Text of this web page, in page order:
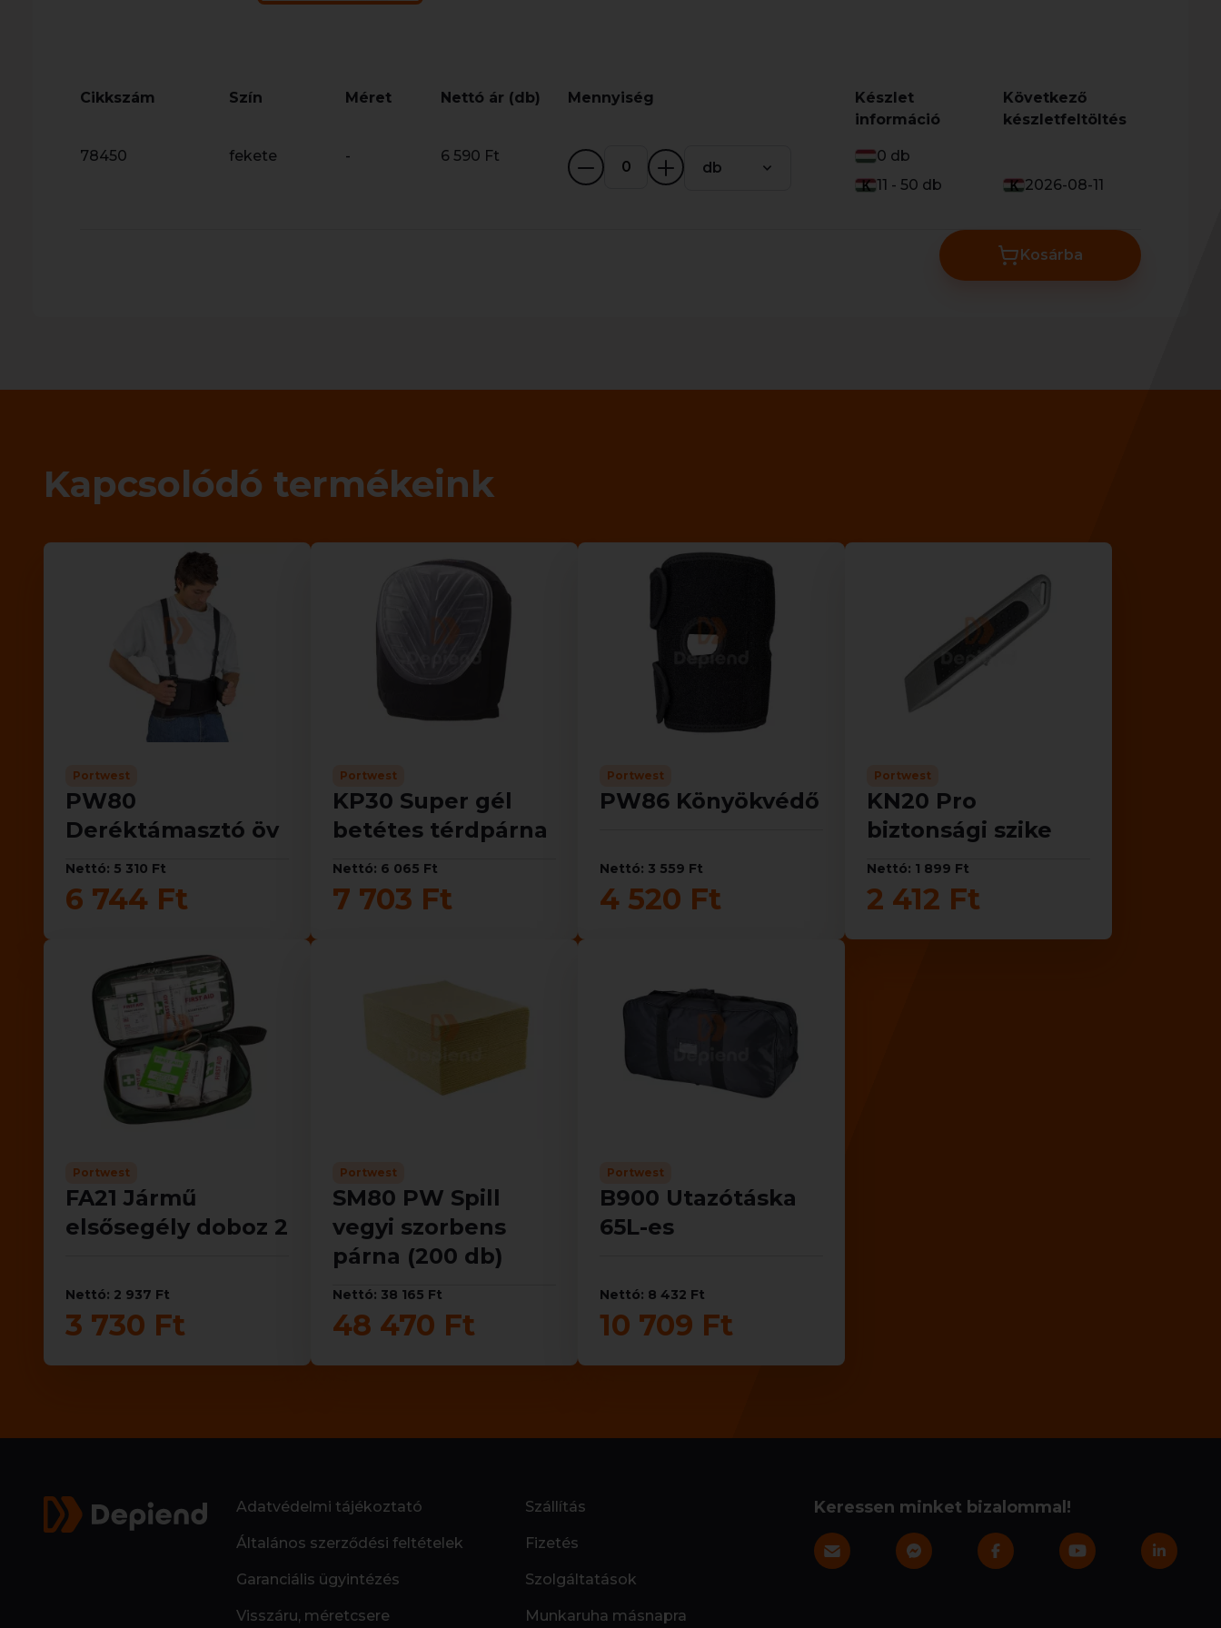
Cikkszám Szín Méret Nettó ár (db) Mennyiség
Készlet
információ
Következő
készletfeltöltés
78450 fekete - 6 590 Ft
db
0 db
11 - 50 db
2026-08-11
Kosárba
Kapcsolódó termékeink
Portwest
PW80
Deréktámasztó öv
Nettó: 5 310 Ft
6 744 Ft
Portwest
KP30 Super gél
betétes térdpárna
Nettó: 6 065 Ft
7 703 Ft
Portwest
PW86 Könyökvédő
Nettó: 3 559 Ft
4 520 Ft
Portwest
KN20 Pro
biztonsági szike
Nettó: 1 899 Ft
2 412 Ft
Portwest
FA21 Jármű
elsősegély doboz 2
Nettó: 2 937 Ft
3 730 Ft
Portwest
SM80 PW Spill
vegyi szorbens
párna (200 db)
Nettó: 38 165 Ft
48 470 Ft
Portwest
B900 Utazótáska
65L-es
Nettó: 8 432 Ft
10 709 Ft
Adatvédelmi tájékoztató
Általános szerződési feltételek
Garanciális ügyintézés
Visszáru, méretcsere
Szállítás
Fizetés
Szolgáltatások
Munkaruha másnapra
Keressen minket bizalommal!